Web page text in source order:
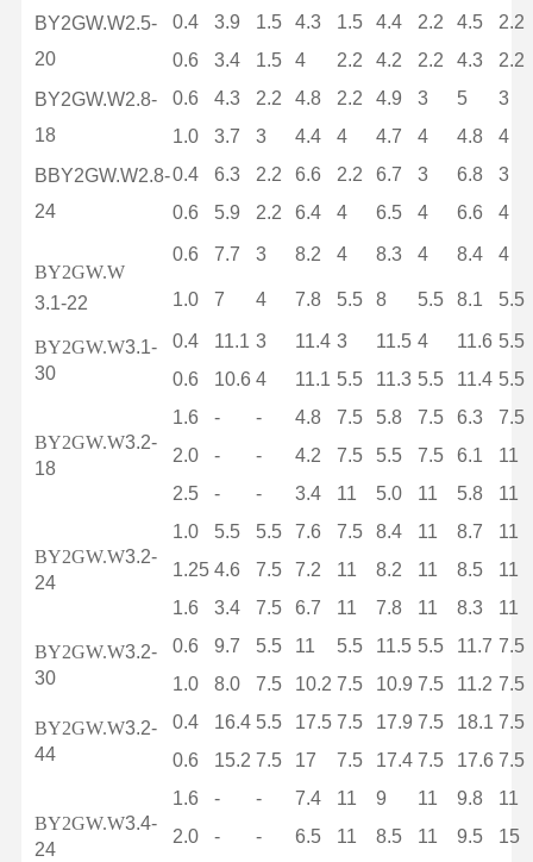
BY2GW.W2.5-
20
0.4 3.9 1.5 4.3 1.5 4.4 2.2 4.5
2.2
0.6
3.4 1.5 4 2.2 4.2 2.2 4.3
2.2
BY2GW.W2.8-
18
0.6 4.3 2.2 4.8 2.2 4.9 3 5
3
1.0
3.7 3 4.4 4 4.7 4 4.8
4
BBY2GW.W2.8-
24
0.4 6.3 2.2 6.6 2.2 6.7 3 6.8
3
0.6
5.9 2.2 6.4 4 6.5 4 6.6 4
BY2GW.W
3.1-22
0.6 7.7 3 8.2 4 8.3 4 8.4 4
1.0 7 4 7.8 5.5 8 5.5 8.1 5.5
BY2GW.W3.1-
30
0.4 11.1 3 11.4 3 11.5 4 11.6 5.5
0.6
10.6 4 11.1 5.5 11.3 5.5 11.4 5.5
BY2GW.W3.2-
18
1.6 - - 4.8 7.5 5.8 7.5 6.3
7.5
2.0
- - 4.2 7.5 5.5 7.5 6.1
11
2.5
- - 3.4 11 5.0 11 5.8 11
BY2GW.W3.2-
24
1.0 5.5 5.5 7.6 7.5 8.4 11 8.7
11
1.25 4.6 7.5 7.2 11 8.2 11 8.5
11
1.6
3.4 7.5 6.7 11 7.8 11 8.3 11
BY2GW.W3.2-
30
0.6 9.7 5.5 11 5.5 11.5 5.5 11.7 7.5
1.0
8.0 7.5 10.2 7.5 10.9 7.5 11.2 7.5
BY2GW.W3.2-
44
0.4 16.4 5.5 17.5 7.5 17.9 7.5 18.1 7.5
0.6
15.2 7.5 17 7.5 17.4 7.5 17.6 7.5
BY2GW.W3.4-
24
1.6 - - 7.4 11 9 11 9.8
11
2.0
- - 6.5 11 8.5 11 9.5
15